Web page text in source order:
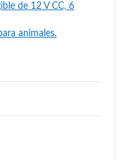
de 12 V CC, 6
animales.